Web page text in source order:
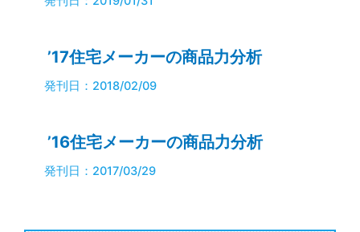
’17住宅メーカーの商品力分析
発刊日：2018/02/09
’16住宅メーカーの商品力分析
発刊日：2017/03/29